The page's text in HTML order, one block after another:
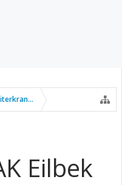
Eilbek